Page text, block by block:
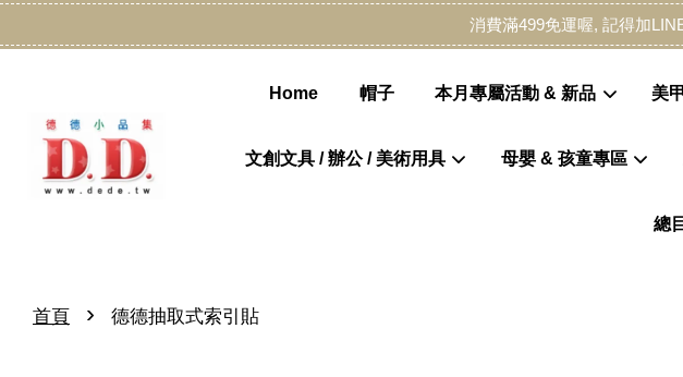
消費滿499免運喔, 記得加
Home 帽子 本月專屬活動 & 新品 美
文創文具 / 辦公 / 美術用具 母嬰 & 孩童專區
總
首頁 › 德德抽取式索引貼